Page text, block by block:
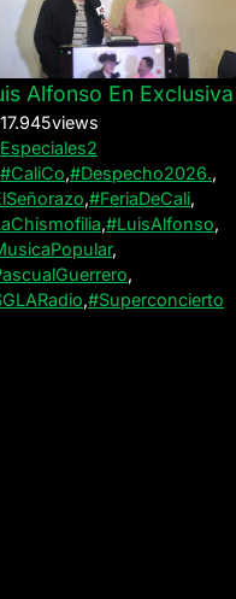
Alfonso En Exclusiva
17.945views
Especiales2
#CaliCo,#Despecho2026.,
,#FeriaDeCali,
,#LuisAlfonso,
,
,
,#Superconcierto